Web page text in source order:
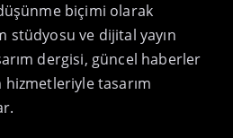
biçimi olarak
stüdyosu ve dijital yayın
dergisi, güncel haberler
tasarım